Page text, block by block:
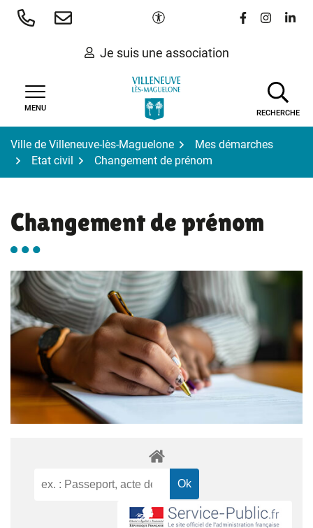
Aller
Paramètres d'accessibilité
Lien vers le
Lien vers
Lien
Je suis une association
MENU
RECHERCHE
Ville de Villeneuve-lès-Maguelone
Mes démarches
Etat civil
Changement de prénom
Changement de prénom